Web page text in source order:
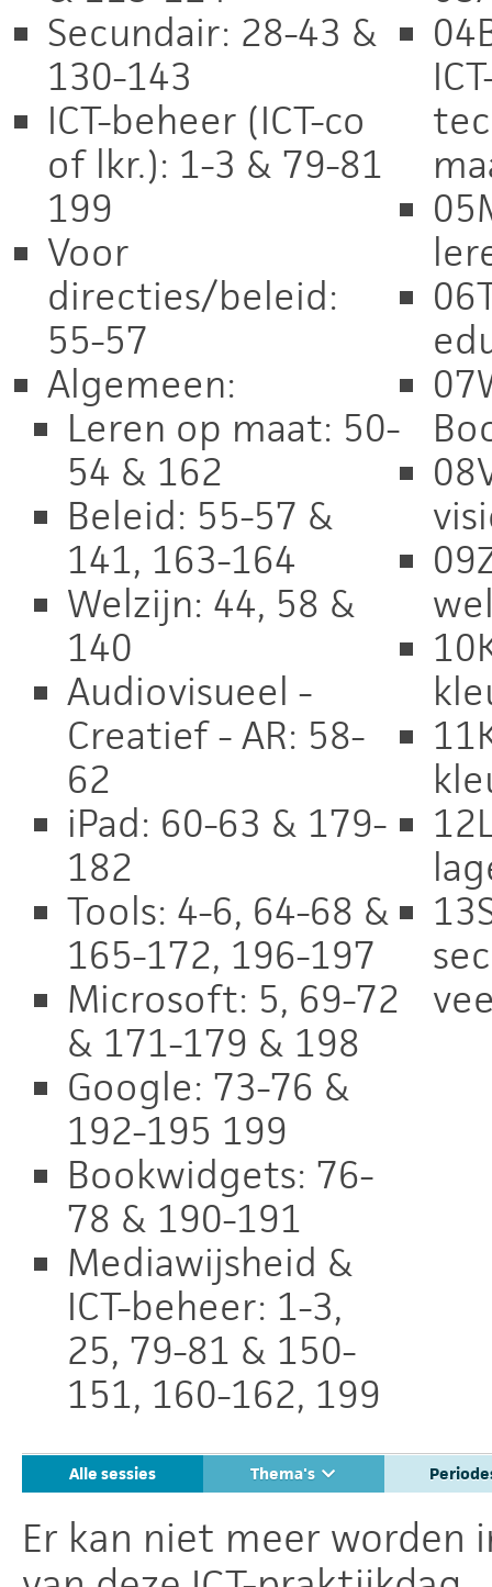
Secundair: 28-43 &
130-143
ICT-beheer (ICT-co
of lkr.): 1-3 & 79-81
199
Voor
directies/beleid:
55-57
Algemeen:
Leren op maat: 50-
54 & 162
Beleid: 55-57 &
141, 163-164
Welzijn: 44, 58 &
140
Audiovisueel -
Creatief - AR: 58-
62
iPad: 60-63 & 179-
182
Tools: 4-6, 64-68 &
165-172, 196-197
Microsoft: 5, 69-72
& 171-179 & 198
Google: 73-76 &
192-195 199
Bookwidgets: 76-
78 & 190-191
Mediawijsheid &
ICT-beheer: 1-3,
25, 79-81 & 150-
151, 160-162, 199
Alle sessies Thema's
Er kan niet meer worden